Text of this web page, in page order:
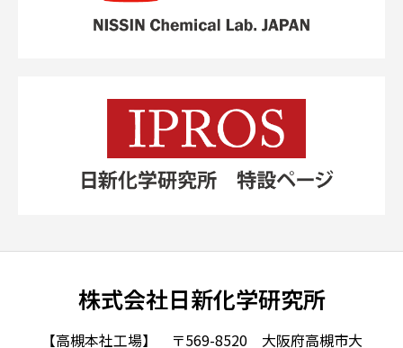
株式会社日新化学研究所
【高槻本社工場】 〒569-8520 大阪府高槻市大